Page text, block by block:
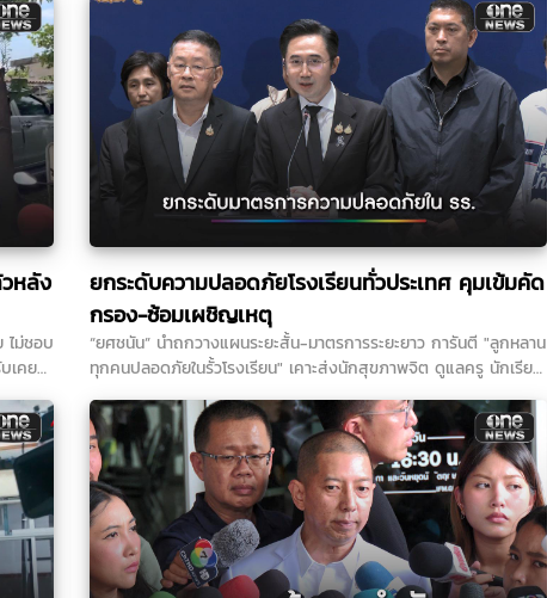
หลัง
ไม่ชอบ
คยนำ
ยกระดับความปลอดภัยโรงเรียนทั่วประเทศ คุมเข้มคัด
กรอง-ซ้อมเผชิญเหตุ
“ยศชนัน” นำถกวางแผนระยะสั้น-มาตรการระยะยาว การันตี "ลูกหลาน
ทุกคนปลอดภัยในรั้วโรงเรียน" เคาะส่งนักสุขภาพจิต ดูแลครู นักเรียน